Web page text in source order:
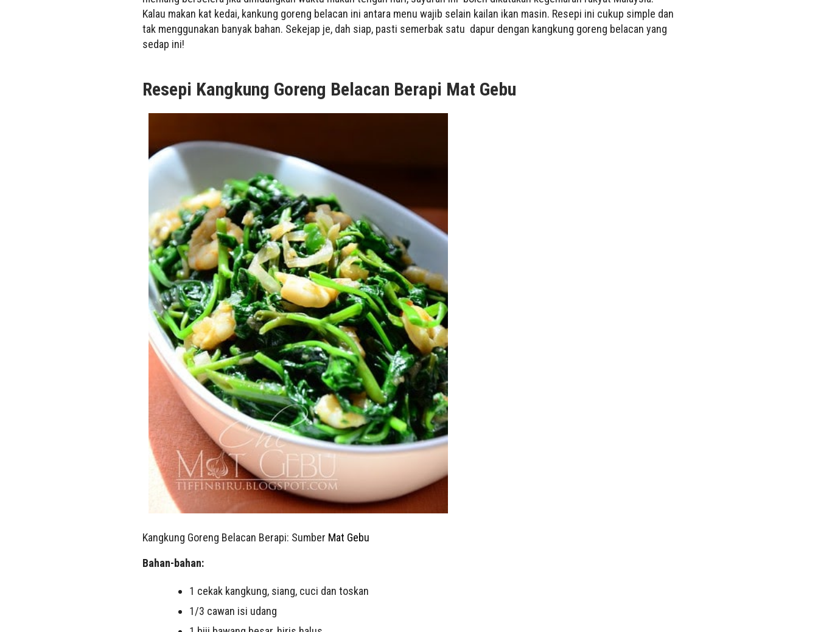
Kalau makan kat kedai, kankung goreng belacan ini antara menu wajib selain kailan ikan masin. Resepi ini cukup simple dan
tak menggunakan banyak bahan. Sekejap je, dah siap, pasti semerbak satu dapur dengan kangkung goreng belacan yang
sedap ini!
Resepi Kangkung Goreng Belacan Berapi Mat Gebu
Kangkung Goreng Belacan Berapi: Sumber Mat Gebu
Bahan-bahan:
1 cekak kangkung, siang, cuci dan toskan
1/3 cawan isi udang